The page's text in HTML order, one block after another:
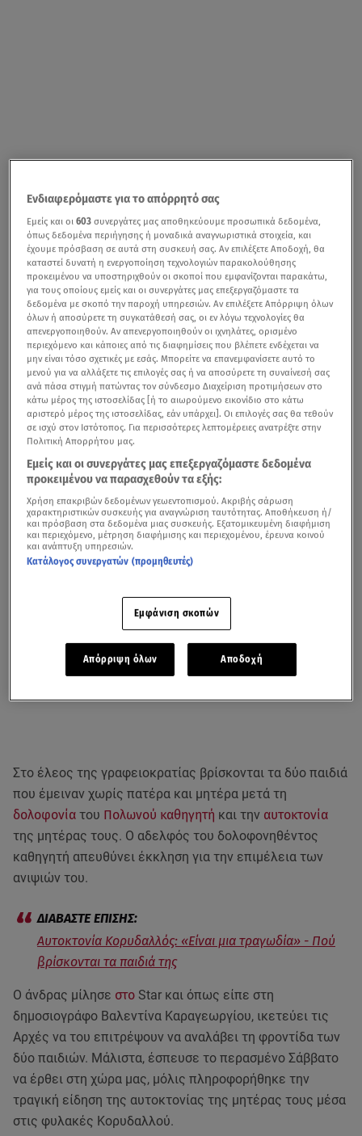
Στο έλεος της γραφειοκρατίας βρίσκονται τα δύο παιδιά
που έμειναν χωρίς πατέρα και μητέρα μετά τη
δολοφονία του Πολωνού καθηγητή και την αυτοκτονία
της μητέρας τους. Ο αδελφός του δολοφονηθέντος
καθηγητή απευθύνει έκκληση για την επιμέλεια των
ανιψιών του.
Αυτοκτονία Κορυδαλλός: «Είναι μια τραγωδία» - Πού
βρίσκονται τα παιδιά της
Ο άνδρας μίλησε στο Star και όπως είπε στη
δημοσιογράφο Βαλεντίνα Καραγεωργίου, ικετεύει τις
Αρχές να του επιτρέψουν να αναλάβει τη φροντίδα των
δύο παιδιών. Μάλιστα, έσπευσε το περασμένο Σάββατο
να έρθει στη χώρα μας, μόλις πληροφορήθηκε την
τραγική είδηση της αυτοκτονίας της μητέρας τους μέσα
στις φυλακές Κορυδαλλού.
Ενδιαφερόμαστε για το απόρρητό σας
Εμείς και οι603 συνεργάτες μας αποθηκεύουμε προσωπικά δεδομένα,
όπως δεδομένα περιήγησης ή μοναδικά αναγνωριστικά στοιχεία, και
έχουμε πρόσβαση σε αυτά στη συσκευή σας. Αν επιλέξετε Αποδοχή, θα
καταστεί δυνατή η ενεργοποίηση τεχνολογιών παρακολούθησης
προκειμένου να υποστηριχθούν οι σκοποί που εμφανίζονται παρακάτω,
για τους οποίους εμείς και οι συνεργάτες μας επεξεργαζόμαστε τα
δεδομένα με σκοπό την παροχή υπηρεσιών. Αν επιλέξετε Απόρριψη όλων
όλων ή αποσύρετε τη συγκατάθεσή σας, οι εν λόγω τεχνολογίες θα
απενεργοποιηθούν. Αν απενεργοποιηθούν οι ιχνηλάτες, ορισμένο
περιεχόμενο και κάποιες από τις διαφημίσεις που βλέπετε ενδέχεται να
μην είναι τόσο σχετικές με εσάς. Μπορείτε να επανεμφανίσετε αυτό το
μενού για να αλλάξετε τις επιλογές σας ή να αποσύρετε τη συναίνεσή σας
ανά πάσα στιγμή πατώντας τον σύνδεσμο Διαχείριση προτιμήσεων στο
κάτω μέρος της ιστοσελίδας [ή το αιωρούμενο εικονίδιο στο κάτω
αριστερό μέρος της ιστοσελίδας, εάν υπάρχει]. Οι επιλογές σας θα τεθούν
σε ισχύ στον Ιστότοπος. Για περισσότερες λεπτομέρειες ανατρέξτε στην
Πολιτική Απορρήτου μας.
Εμείς και οι συνεργάτες μας επεξεργαζόμαστε δεδομένα
προκειμένου να παρασχεθούν τα εξής:
Χρήση επακριβών δεδομένων γεωεντοπισμού. Ακριβής σάρωση
χαρακτηριστικών συσκευής για αναγνώριση ταυτότητας. Αποθήκευση ή/
και πρόσβαση στα δεδομένα μιας συσκευής. Εξατομικευμένη διαφήμιση
και περιεχόμενο, μέτρηση διαφήμισης και περιεχομένου, έρευνα κοινού
και ανάπτυξη υπηρεσιών.
Κατάλογος συνεργατών (προμηθευτές)
Εμφάνιση σκοπών
Απόρριψη όλων Αποδοχή